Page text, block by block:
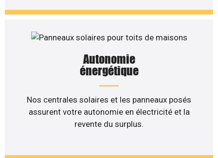
Autonomie
énergétique
Nos centrales solaires et les panneaux posés
assurent votre autonomie en électricité et la
revente du surplus.